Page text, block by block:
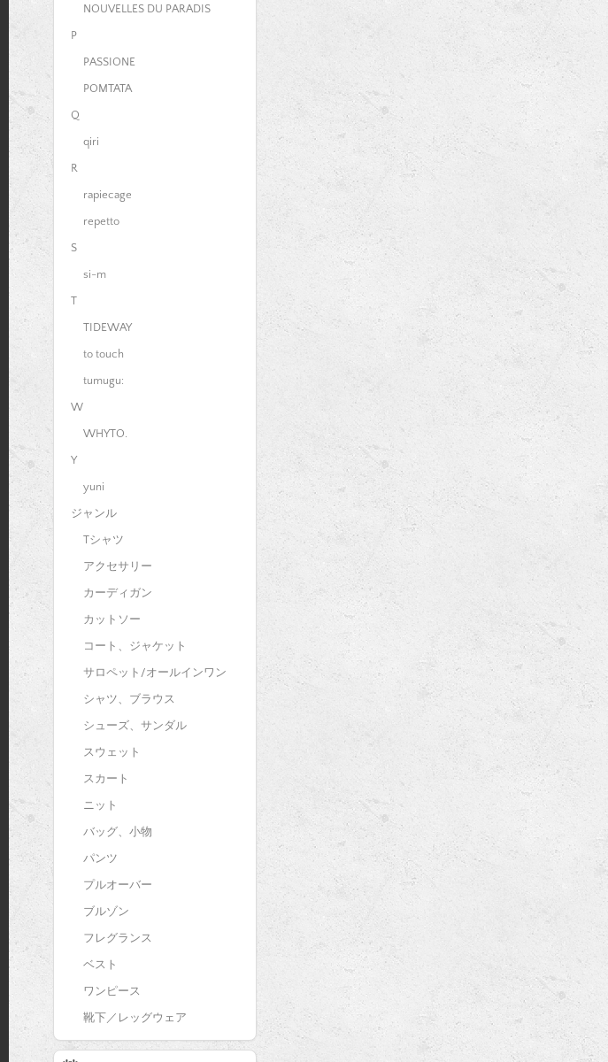
NOUVELLES DU PARADIS
P
PASSIONE
POMTATA
Q
qiri
R
rapiecage
repetto
S
si-m
T
TIDEWAY
to touch
tumugu:
W
WHYTO.
Y
yuni
ジャンル
Tシャツ
アクセサリー
カーディガン
カットソー
コート、ジャケット
サロペット/オールインワン
シャツ、ブラウス
シューズ、サンダル
スウェット
スカート
ニット
バッグ、小物
パンツ
プルオーバー
ブルゾン
フレグランス
ベスト
ワンピース
靴下／レッグウェア